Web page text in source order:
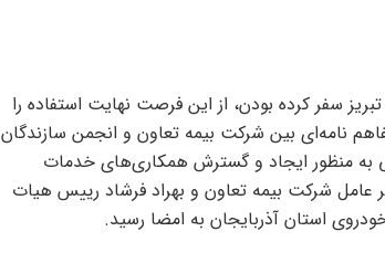
سفر کرده بودن، از این فرصت نهایت استفاده را
نامه‌ای بین شرکت بیمه تعاون و انجمن سازندگان
منظور ایجاد و گسترش همکاری‌های خدمات
عامل شرکت بیمه تعاون و بهراد فرشاد رییس هیات
استان آذربایجان به امضا رسید.